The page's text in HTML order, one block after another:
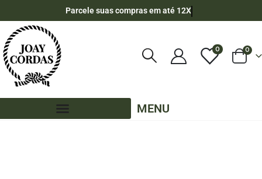
Parcele suas compras em até 12X
0 0
MENU